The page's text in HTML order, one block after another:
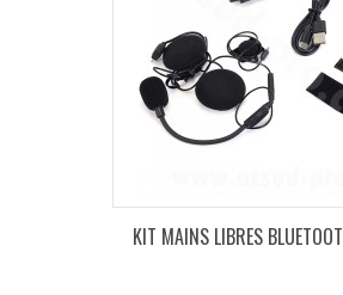
KIT MAINS LIBRES